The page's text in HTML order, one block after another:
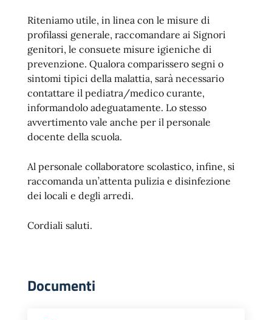
Riteniamo utile, in linea con le misure di
profilassi generale, raccomandare ai Signori
genitori, le consuete misure igieniche di
prevenzione. Qualora comparissero segni o
sintomi tipici della malattia, sarà necessario
contattare il pediatra/medico curante,
informandolo adeguatamente. Lo stesso
avvertimento vale anche per il personale
docente della scuola.
Al personale collaboratore scolastico, infine, si
raccomanda un’attenta pulizia e disinfezione
dei locali e degli arredi.
Cordiali saluti.
Documenti